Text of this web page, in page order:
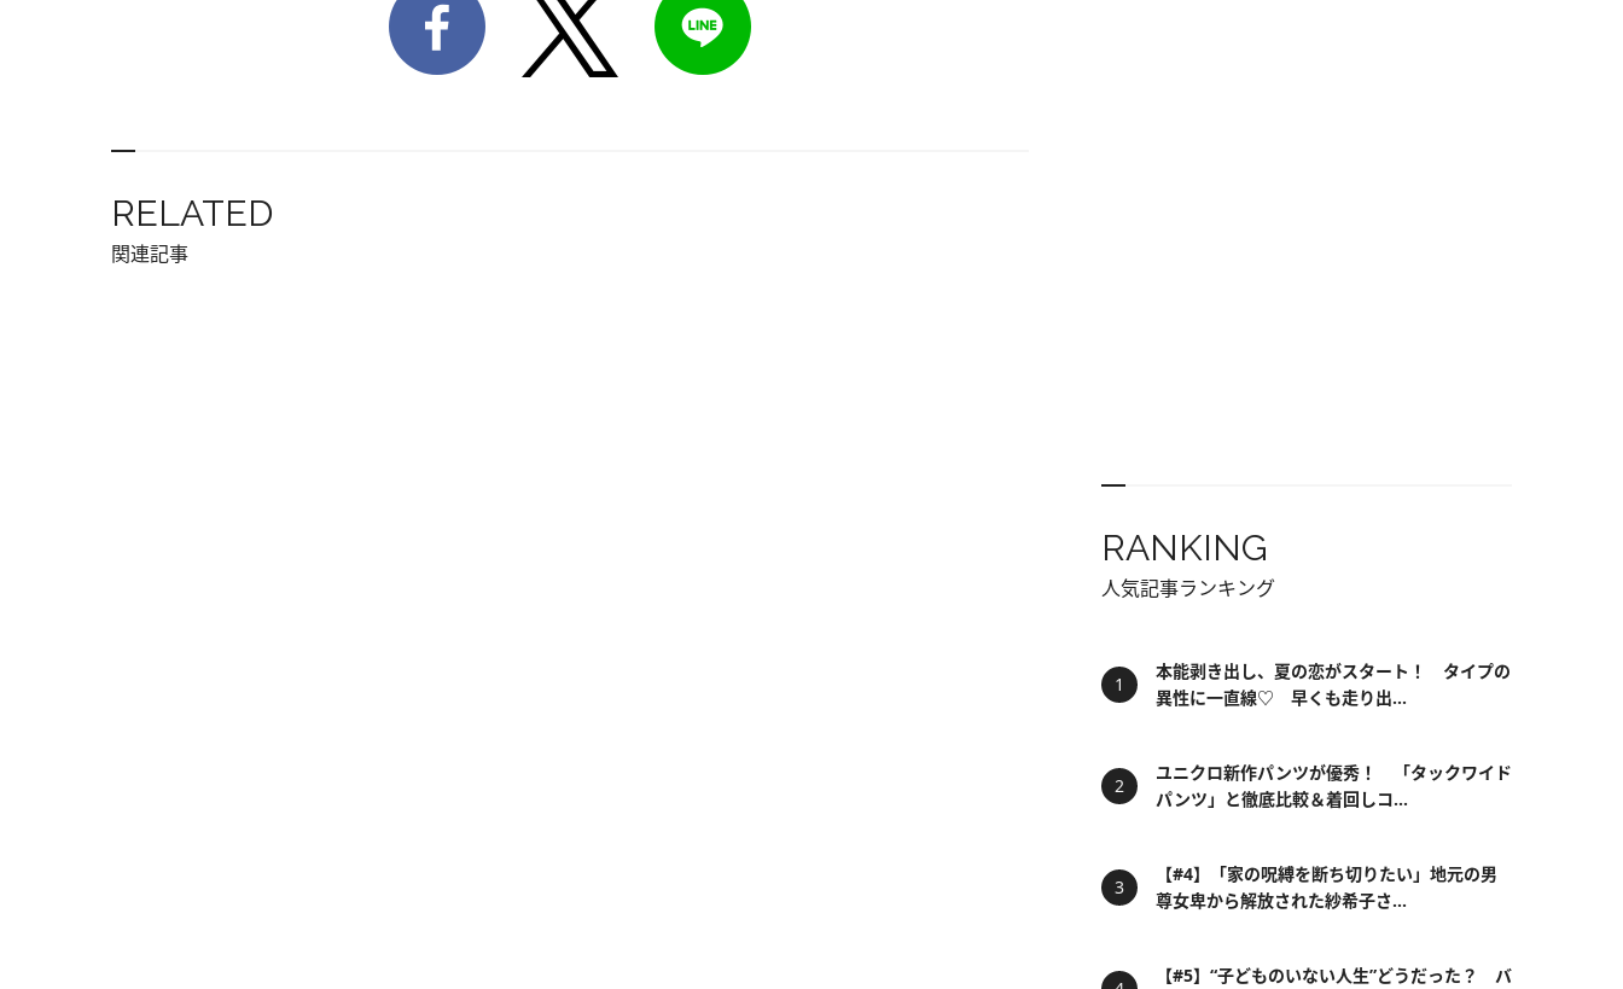
RELATED
関連記事
RANKING
人気記事ランキング
本能剥き出し、夏の恋がスタート！ タイプの
異性に一直線♡ 早くも走り出...
ユニクロ新作パンツが優秀！ 「タックワイド
パンツ」と徹底比較＆着回しコ...
【#4】「家の呪縛を断ち切りたい」地元の男
尊女卑から解放された紗希子さ...
【#5】“子どものいない人生”どうだった？ バ